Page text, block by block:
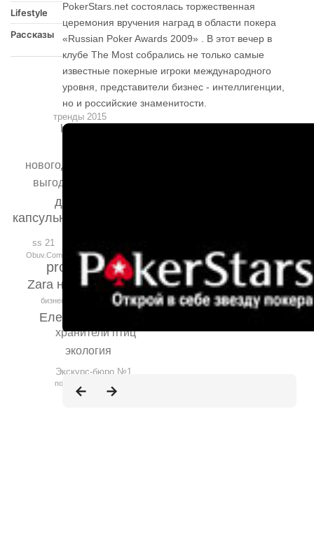
Lifestyle
Рассказы
Stesso
profine RUS
капсульная коллекция
Zara на Тверской
berkemann
детские игрушки
Елена Захарова
выгодно купить мебель
новогоднее оформление
хранители птиц
экология
hydrop
Экскурс-бюро №1
ss 21
тренды 2015
бизнес
Obuv.Com
подростковая мода
FW
PokerStars.net cостоялась торжественная
церемония вручения наград в области покера
«Russian Poker Awards 2009» . В этот вечер в
клубе The Most собрались не только самые
известные покерные игроки международного
уровня, представители бизнес - интеллигенции,
но и российские знаменитости.